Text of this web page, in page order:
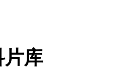
片库